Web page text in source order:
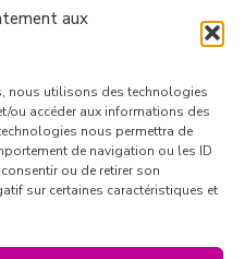
aux
nous utilisons des technologies
ou accéder aux informations des
nous permettra de
de navigation ou les ID
ou de retirer son
sur certaines caractéristiques et
Instagram